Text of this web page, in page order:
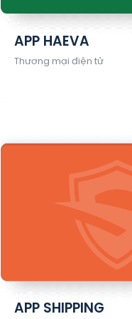
APP HAEVA
Thương mại điện tử
APP SHIPPING